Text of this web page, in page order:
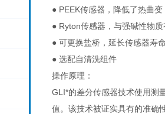
● PEEK传感器，降低了热曲变
● Ryton传感器，与强碱性物
● 可更换盐桥，延长传感器寿命
● 选配自清洗组件
操作原理：
GLI*的差分传感器技术使用测
值。该技术被证实具有的准确